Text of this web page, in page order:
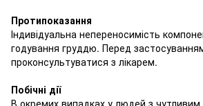
Протипоказання
Індивідуальна непереносимість
годування груддю. Перед
проконсультуватися з лікарем.
Побічні дії
В окремих випадках у людей з